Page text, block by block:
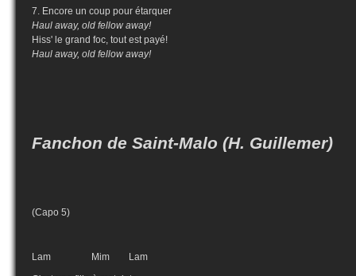
7. Encore un coup pour étarquer
Haul away, old fellow away!
Hiss' le grand foc, tout est payé!
Haul away, old fellow away!
Fanchon de Saint-Malo (H. Guillemer)
(Capo 5)
Lam Mim Lam